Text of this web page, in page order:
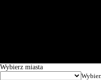
Wybierz miasta